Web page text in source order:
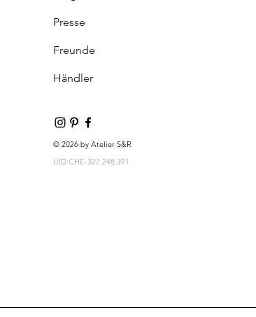
Presse
Freunde
Händler
© 2026 by Atelier S&R
UID CHE-327.248.391